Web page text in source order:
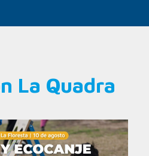
La Quadra